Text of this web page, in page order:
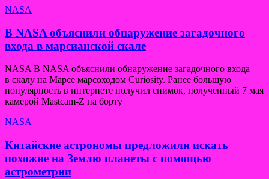
NASA
В NASA объяснили обнаружение загадочного
входа в марсианской скале
NASA В NASA объяснили обнаружение загадочного входа
в скалу на Марсе марсоходом Curiosity. Ранее большую
популярность в интернете получил снимок, полученный 7 мая
камерой Mastcam-Z на борту
NASA
Китайские астрономы предложили искать
похожие на Землю планеты с помощью
астрометрии